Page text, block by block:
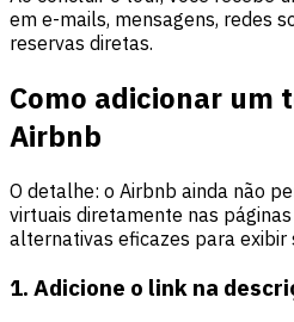
em e-mails, mensagens, redes
reservas diretas.
Como adicionar um
Airbnb
O detalhe: o Airbnb ainda não
virtuais diretamente nas
alternativas eficazes para exibir
1. Adicione o link na